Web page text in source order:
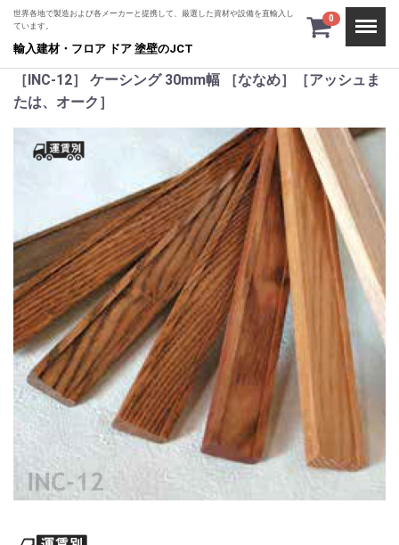
世界各地で製造および各メーカーと提携して、厳選した資材や設備を直輸入し
ています。
輸入建材・フロア ドア 塗壁のJCT
0
［INC-12］ ケーシング 30mm幅 ［ななめ］［アッシュま
たは、オーク］